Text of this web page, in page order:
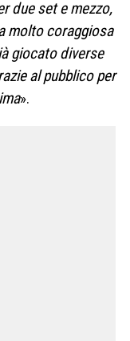
due set e mezzo,
molto coraggiosa
giocato diverse
al pubblico per
».